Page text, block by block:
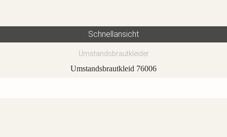
Schnellansicht
Umstandsbrautkleider
Umstandsbrautkleid 76006